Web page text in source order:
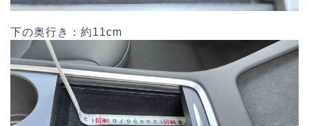
下の奥行き：約11cm